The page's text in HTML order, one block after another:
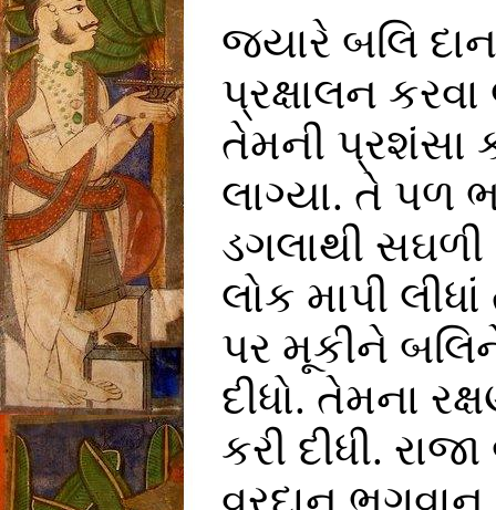
જ્યારે બલિ
પ્રક્ષાલન કરવા
તેમની પ્રશંસા
લાગ્યા. તે પળ
ડગલાથી
લોક માપી
પર મૂકીને
દીધો. તેમના
કરી દીધી.